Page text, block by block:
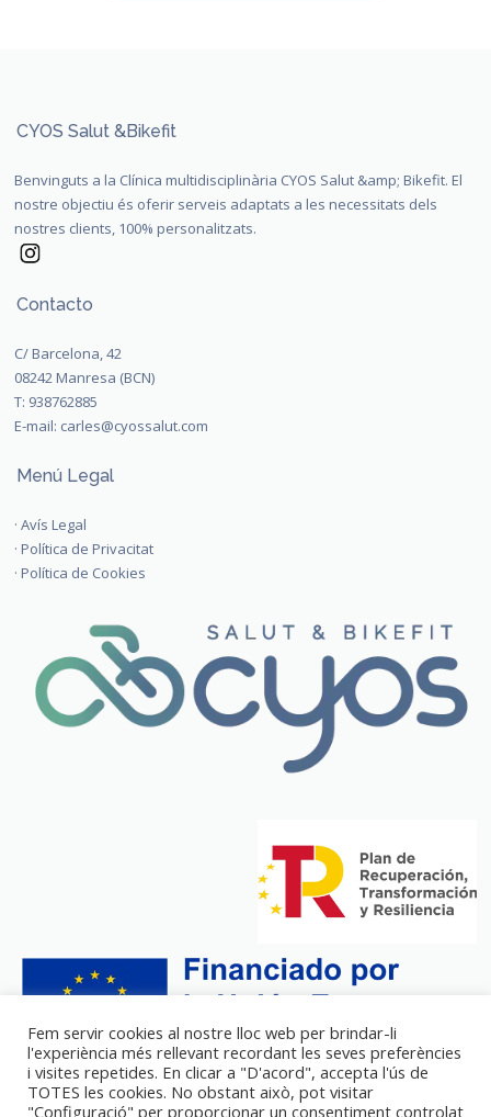
CYOS Salut &Bikefit
Benvinguts a la Clínica multidisciplinària CYOS Salut &amp; Bikefit. El
nostre objectiu és oferir serveis adaptats a les necessitats dels
nostres clients, 100% personalitzats.
Contacto
C/ Barcelona, 42
08242 Manresa (BCN)
T: 938762885
E-mail: carles@cyossalut.com
Menú Legal
·Avís Legal
·Política de Privacitat
·Política de Cookies
Fem servir cookies al nostre lloc web per brindar-li
l'experiència més rellevant recordant les seves preferències
i visites repetides. En clicar a "D'acord", accepta l'ús de
TOTES les cookies. No obstant això, pot visitar
"Configuració" per proporcionar un consentiment controlat